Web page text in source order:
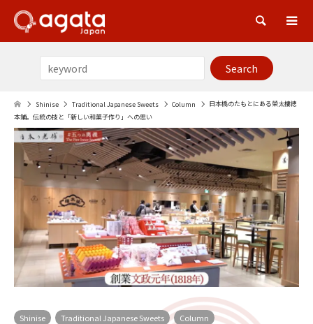
Shinise Traditional Japanese Sweets Column
日本橋のたもとにある榮太樓總
本鋪。伝統の技と「新しい和菓子作り」への思い
Shinise Traditional Japanese Sweets Column